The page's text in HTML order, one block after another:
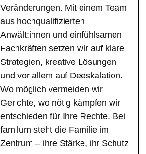
Veränderungen. Mit einem Team
aus hochqualifizierten
Anwält:innen und einfühlsamen
Fachkräften setzen wir auf klare
Strategien, kreative Lösungen
und vor allem auf Deeskalation.
Wo möglich vermeiden wir
Gerichte, wo nötig kämpfen wir
entschieden für Ihre Rechte. Bei
familum steht die Familie im
Zentrum – ihre Stärke, ihr Schutz